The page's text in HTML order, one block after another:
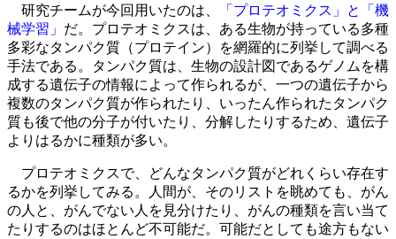
研究チームが今回用いたのは、
「プロテオミクス」と「機
械学習」 だ。プロテオミクスは、ある生物が持っている多種
多彩なタンパク質（プロテイン）を網羅的に列挙して調べる
手法である。タンパク質は、生物の設計図であるゲノムを構
成する遺伝子の情報によって作られるが、一つの遺伝子から
複数のタンパク質が作られたり、いったん作られたタンパク
質も後で他の分子が付いたり、分解したりするため、遺伝子
よりはるかに種類が多い。
プロテオミクスで、どんなタンパク質がどれくらい存在す
るかを列挙してみる。人間が、そのリストを眺めても、がん
の人と、がんでない人を見分けたり、がんの種類を言い当て
たりするのはほとんど不可能だ。可能だとしても途方もない